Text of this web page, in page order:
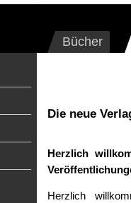
Bücher
Die neue
Herzlich
Herzlich